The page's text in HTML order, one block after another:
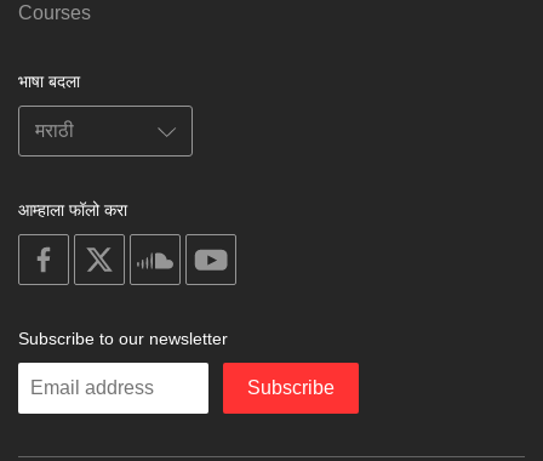
Courses
भाषा बदला
आम्हाला फॉलो करा
on
facebook
on
on
soundcloud
Subscribe to our newsletter
Enter
Subscribe